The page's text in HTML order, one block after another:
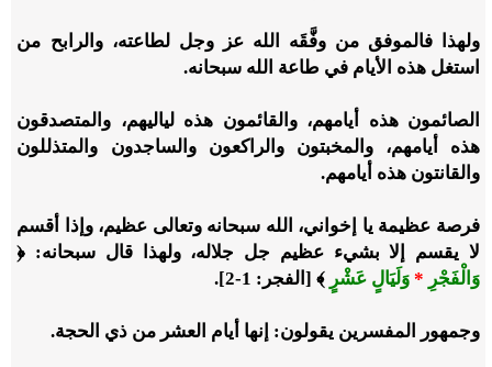
ولهذا فالموفق من وفَّقَه الله عز وجل لطاعته، والرابح من
استغل هذه الأيام في طاعة الله سبحانه.
الصائمون هذه أيامهم، والقائمون هذه لياليهم، والمتصدقون
هذه أيامهم، والمخبتون والراكعون والساجدون والمتذللون
والقانتون هذه أيامهم.
فرصة عظيمة يا إخواني، الله سبحانه وتعالى عظيم، وإذا أقسم
لا يقسم إلا بشيء عظيم جل جلاله، ولهذا قال سبحانه: ﴿
وَالْفَجْرِ * وَلَيَالٍ عَشْرٍ ﴾ [الفجر: 1-2].
وجمهور المفسرين يقولون: إنها أيام العشر من ذي الحجة.